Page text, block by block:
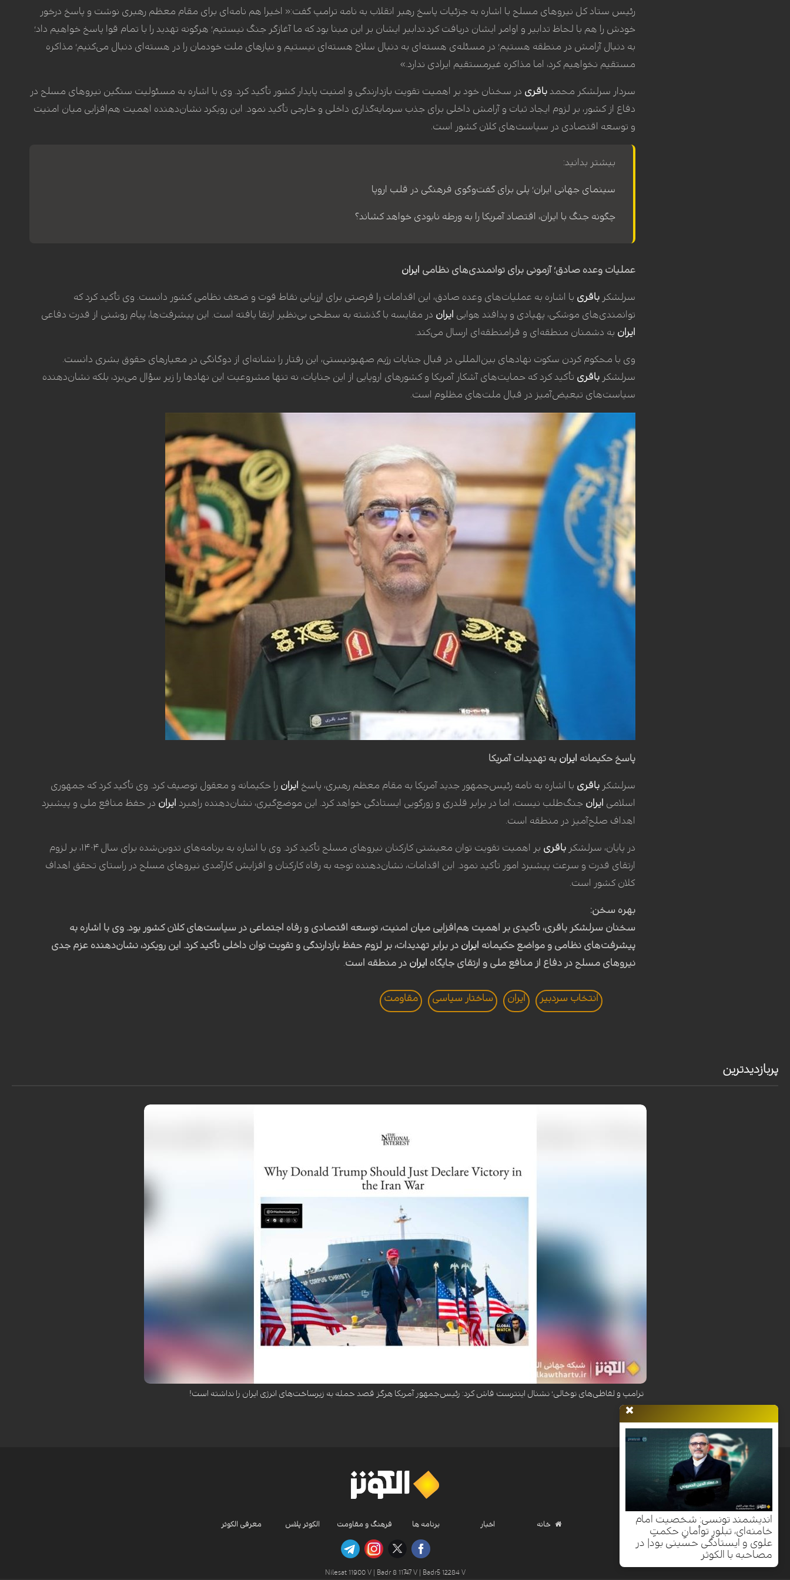
رئیس ستاد کل نیروهای مسلح با اشاره به جزئیات پاسخ رهبر انقلاب به نامه ترامپ گفت:« اخیرا هم نامه‌ای برای مقام معظم رهبری نوشت و پاسخ درخور
خودش را هم با لحاظ تدابیر و اوامر ایشان دریافت کرد.تدابیر ایشان بر این مبنا بود که ما آغازگر جنگ نیستیم؛ هرگونه تهدید را با تمام قوا پاسخ خواهیم داد؛
به دنبال آرامش در منطقه هستیم؛ در مسئله‌ی هسته‌ای به دنبال سلاح هسته‌ای نیستیم و نیازهای ملت خودمان را در هسته‌ای دنبال می‌کنیم؛ مذاکره
مستقیم نخواهیم کرد، اما مذاکره غیرمستقیم ایرادی ندارد.»
سردار سرلشکر محمد باقری در سخنان خود بر اهمیت تقویت بازدارندگی و امنیت پایدار کشور تأکید کرد. وی با اشاره به مسئولیت سنگین نیروهای مسلح در
دفاع از کشور، بر لزوم ایجاد ثبات و آرامش داخلی برای جذب سرمایه‌گذاری داخلی و خارجی تأکید نمود. این رویکرد نشان‌دهنده اهمیت هم‌افزایی میان امنیت
و توسعه اقتصادی در سیاست‌های کلان کشور است.
بیشتر بدانید:
سینمای جهانی ایران؛ پلی برای گفت‌وگوی فرهنگی در قلب اروپا
چگونه جنگ با ایران، اقتصاد آمریکا را به ورطه نابودی خواهد کشاند؟
عملیات وعده صادق؛ آزمونی برای توانمندی‌های نظامی ایران
سرلشکر باقری با اشاره به عملیات‌های وعده صادق، این اقدامات را فرصتی برای ارزیابی نقاط قوت و ضعف نظامی کشور دانست. وی تأکید کرد که
توانمندی‌های موشکی، پهپادی و پدافند هوایی ایران در مقایسه با گذشته به سطحی بی‌نظیر ارتقا یافته است. این پیشرفت‌ها، پیام روشنی از قدرت دفاعی
ایران به دشمنان منطقه‌ای و فرامنطقه‌ای ارسال می‌کند.
وی با محکوم کردن سکوت نهادهای بین‌المللی در قبال جنایات رژیم صهیونیستی، این رفتار را نشانه‌ای از دوگانگی در معیارهای حقوق بشری دانست.
سرلشکر باقری تأکید کرد که حمایت‌های آشکار آمریکا و کشورهای اروپایی از این جنایات، نه تنها مشروعیت این نهادها را زیر سؤال می‌برد، بلکه نشان‌دهنده
سیاست‌های تبعیض‌آمیز در قبال ملت‌های مظلوم است.
پاسخ حکیمانه ایران به تهدیدات آمریکا
سرلشکر باقری با اشاره به نامه رئیس‌جمهور جدید آمریکا به مقام معظم رهبری، پاسخ ایران را حکیمانه و معقول توصیف کرد. وی تأکید کرد که جمهوری
اسلامی ایران جنگ‌طلب نیست، اما در برابر قلدری و زورگویی ایستادگی خواهد کرد. این موضع‌گیری، نشان‌دهنده راهبرد ایران در حفظ منافع ملی و پیشبرد
اهداف صلح‌آمیز در منطقه است.
در پایان، سرلشکر باقری
بر اهمیت تقویت توان معیشتی کارکنان نیروهای مسلح تأکید کرد. وی با اشاره به برنامه‌های تدوین‌شده برای سال ۱۴۰۴، بر لزوم
ارتقای قدرت و سرعت پیشبرد امور تأکید نمود. این اقدامات، نشان‌دهنده توجه به رفاه کارکنان و افزایش کارآمدی نیروهای مسلح در راستای تحقق اهداف
کلان کشور است.
بهره سخن:
سخنان سرلشکر باقری، تأکیدی بر اهمیت هم‌افزایی میان امنیت، توسعه اقتصادی و رفاه اجتماعی در سیاست‌های کلان کشور بود. وی با اشاره به
پیشرفت‌های نظامی و مواضع حکیمانه ایران در برابر تهدیدات، بر لزوم حفظ بازدارندگی و تقویت توان داخلی تأکید کرد. این رویکرد، نشان‌دهنده عزم جدی
نیروهای مسلح در دفاع از منافع ملی و ارتقای جایگاه ایران در منطقه است
انتخاب سردبير ايران ساختار سیاسی مقاومت
پربازدیدترین
نشریه نشنال اینترست در گزارشی تکان‌دهنده پرده از بزرگ‌ترین بلوف سیاسی کاخ سفید برداشت و فاش کرد که دونالد ترامپ، علی‌رغم تهدیدهای مکرر و لفاظی‌های
ترامپ و لفاظی‌های توخالی؛ نشنال اینترست فاش کرد: رئیس‌جمهور آمریکا هرگز قصد حمله به زیرساخت‌های انرژی ایران را نداشته است!
اندیشمند تونسی: شخصیت امام
خامنه‌ای، تبلورِ توأمانِ حکمتِ
علوی و ایستادگی حسینی بود| در
مصاحبه با الکوثر
خانه اخبار برنامه ها فرهنگ و مقاومت الکوثر پلاس معرفی الکوثر
Nilesat 11900 V | Badr 8 11747 V | Badr5 12284 V